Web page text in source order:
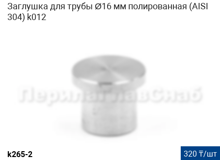
Заглушка для трубы Ø16 мм полированная (AISI
304) k012
k265-2 320 ₸/шт